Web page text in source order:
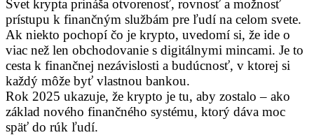
Svet krypta prináša otvorenosť, rovnosť a možnosť
prístupu k finančným službám pre ľudí na celom svete.
Ak niekto pochopí čo je krypto, uvedomí si, že ide o
viac než len obchodovanie s digitálnymi mincami. Je to
cesta k finančnej nezávislosti a budúcnosť, v ktorej si
každý môže byť vlastnou bankou.
Rok 2025 ukazuje, že krypto je tu, aby zostalo – ako
základ nového finančného systému, ktorý dáva moc
späť do rúk ľudí.